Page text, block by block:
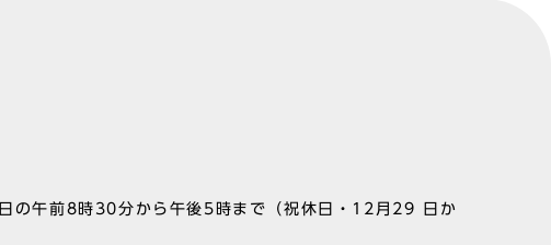
の午前8時30分から午後5時まで（祝休日・12月29 日か